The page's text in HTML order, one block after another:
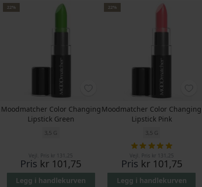
22%
Moodmatcher Color Changing
Lipstick Green
3,5 G
Vejl. Pris kr 131,25
Pris kr 101,75
Legg i handlekurven
22%
Moodmatcher Color Changing
Lipstick Pink
3,5 G
Rating:
100%
Vejl. Pris kr 131,25
Pris kr 101,75
Legg i handlekurven